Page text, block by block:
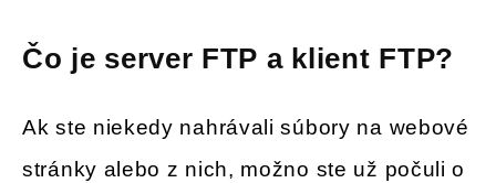
Čo je server FTP a klient FTP?
Ak ste niekedy nahrávali súbory na webové
stránky alebo z nich, možno ste už počuli o